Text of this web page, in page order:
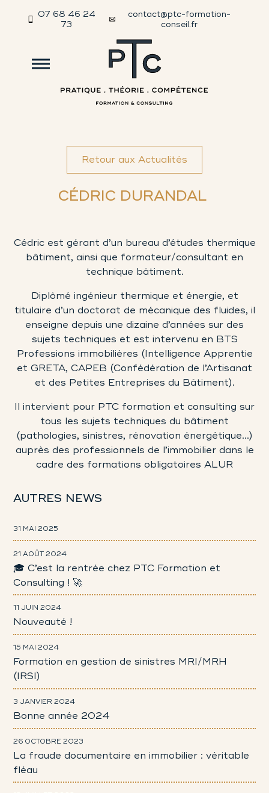
07 68 46 24
73
contact@ptc-formation-
conseil.fr
Retour aux Actualités
CÉDRIC DURANDAL
Cédric est gérant d’un bureau d’études thermique
bâtiment, ainsi que formateur/consultant en
technique bâtiment.
Diplômé ingénieur thermique et énergie, et
titulaire d’un doctorat de mécanique des fluides, il
enseigne depuis une dizaine d’années sur des
sujets techniques et est intervenu en BTS
Professions immobilières (Intelligence Apprentie
et GRETA, CAPEB (Confédération de l’Artisanat
et des Petites Entreprises du Bâtiment).
Il intervient pour PTC formation et consulting sur
tous les sujets techniques du bâtiment
(pathologies, sinistres, rénovation énergétique…)
auprès des professionnels de l’immobilier dans le
cadre des formations obligatoires ALUR
AUTRES NEWS
31 MAI 2025
21 AOÛT 2024
🎓 C’est la rentrée chez PTC Formation et
Consulting ! 🚀
11 JUIN 2024
Nouveauté !
15 MAI 2024
Formation en gestion de sinistres MRI/MRH
(IRSI)
3 JANVIER 2024
Bonne année 2024
26 OCTOBRE 2023
La fraude documentaire en immobilier : véritable
fléau